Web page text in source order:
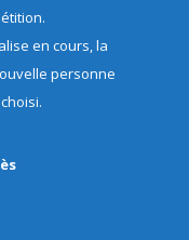
en cours, la
personne